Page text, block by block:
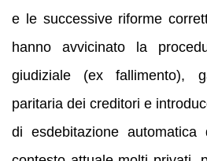
e le successive riforme
hanno avvicinato la
giudiziale (ex fallimento),
paritaria dei creditori e
di esdebitazione